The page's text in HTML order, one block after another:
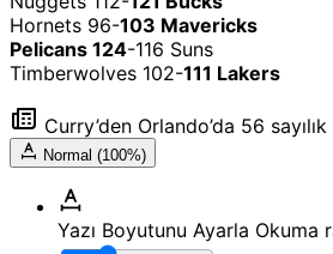
Hornets 96-103 Mavericks
Pelicans 124-116 Suns
Timberwolves 102-111 Lakers
Curry’den Orlando’da 56
Normal (100%)
Yazı Boyutunu Ayarla Okuma